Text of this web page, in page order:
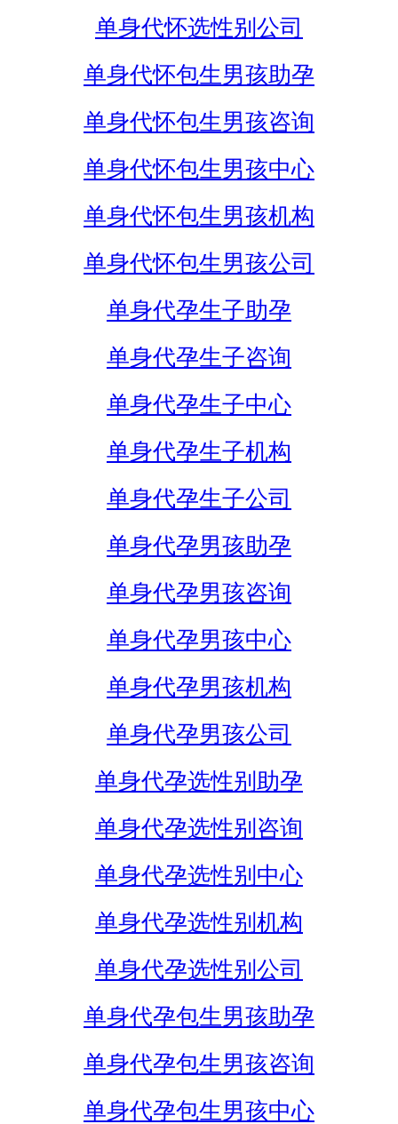
单身代怀选性别公司
单身代怀包生男孩助孕
单身代怀包生男孩咨询
单身代怀包生男孩中心
单身代怀包生男孩机构
单身代怀包生男孩公司
单身代孕生子助孕
单身代孕生子咨询
单身代孕生子中心
单身代孕生子机构
单身代孕生子公司
单身代孕男孩助孕
单身代孕男孩咨询
单身代孕男孩中心
单身代孕男孩机构
单身代孕男孩公司
单身代孕选性别助孕
单身代孕选性别咨询
单身代孕选性别中心
单身代孕选性别机构
单身代孕选性别公司
单身代孕包生男孩助孕
单身代孕包生男孩咨询
单身代孕包生男孩中心